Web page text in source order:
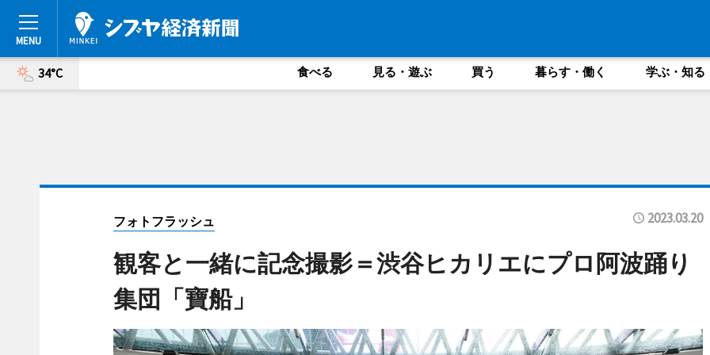
34°C 食べる 見る・遊ぶ 買う 暮らす・働く 学ぶ・知る
フォトフラッシュ 2023.03.20
観客と一緒に記念撮影＝渋谷ヒカリエにプロ阿波踊り
集団「寶船」